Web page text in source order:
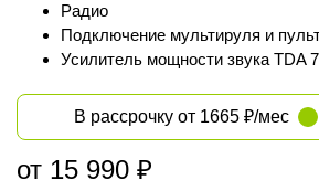
Радио
Подключение мультируля и
Усилитель мощности звука TDA
В рассрочку от 1665 ₽/мес
от 15 990 ₽